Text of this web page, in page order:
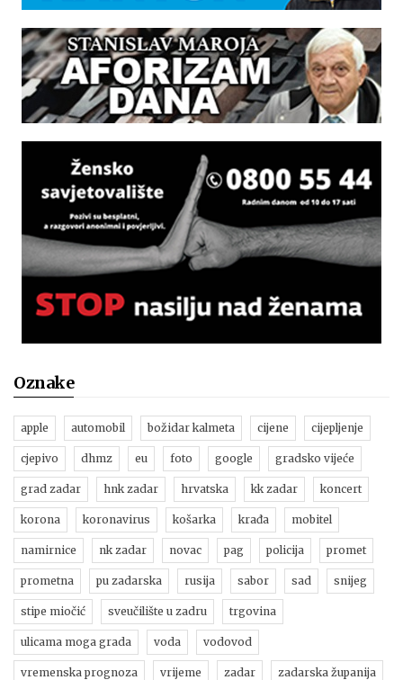
Oznake
apple automobil božidar kalmeta cijene cijepljenje
cjepivo dhmz eu foto google gradsko vijeće
grad zadar hnk zadar hrvatska kk zadar koncert
korona koronavirus košarka krađa mobitel
namirnice nk zadar novac pag policija promet
prometna pu zadarska rusija sabor sad snijeg
stipe miočić sveučilište u zadru trgovina
ulicama moga grada voda vodovod
vremenska prognoza vrijeme zadar zadarska županija